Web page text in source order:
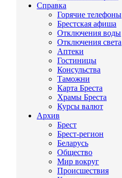
Справка
Горячие телефоны
Брестская афиша
Отключения воды
Отключения света
Аптеки
Гостиницы
Консульства
Таможни
Карта Бреста
Храмы Бреста
Курсы валют
Архив
Брест
Брест-регион
Беларусь
Общество
Мир вокруг
Происшествия